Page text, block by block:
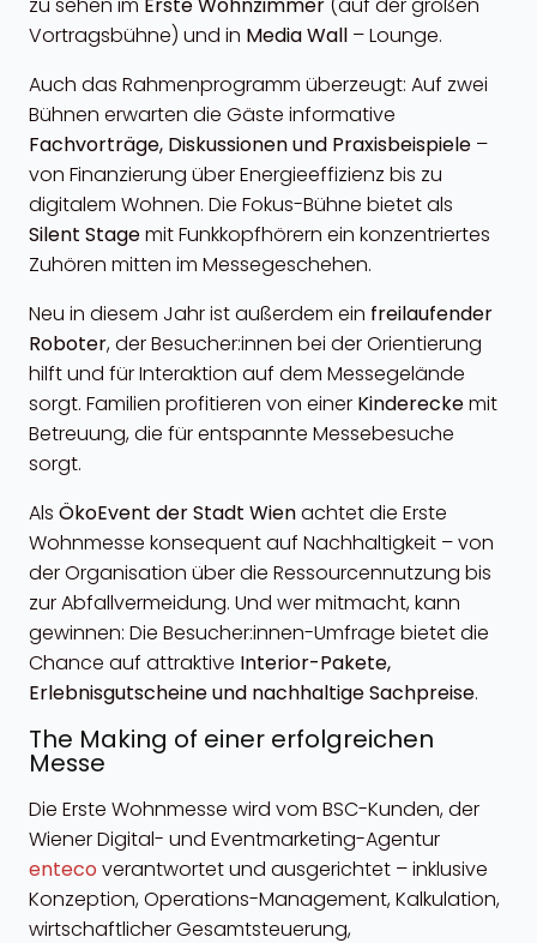
Vortragsbühne) und in Media Wall – Lounge.
Auch das Rahmenprogramm überzeugt: Auf zwei
Bühnen erwarten die Gäste informative
Fachvorträge, Diskussionen und Praxisbeispiele –
von Finanzierung über Energieeffizienz bis zu
digitalem Wohnen. Die Fokus-Bühne bietet als
Silent Stagemit Funkkopfhörern ein konzentriertes
Zuhören mitten im Messegeschehen.
Neu in diesem Jahr ist außerdem ein freilaufender
Roboter, der Besucher:innen bei der Orientierung
hilft und für Interaktion auf dem Messegelände
sorgt. Familien profitieren von einer Kindereckemit
Betreuung, die für entspannte Messebesuche
sorgt.
Als ÖkoEvent der Stadt Wienachtet die Erste
Wohnmesse konsequent auf Nachhaltigkeit – von
der Organisation über die Ressourcennutzung bis
zur Abfallvermeidung. Und wer mitmacht, kann
gewinnen: Die Besucher:innen-Umfrage bietet die
Chance auf attraktive Interior-Pakete,
Erlebnisgutscheine und nachhaltige Sachpreise.
The Making of einer erfolgreichen
Messe
Die Erste Wohnmesse wird vom BSC-Kunden, der
Wiener Digital- und Eventmarketing-Agentur
enteco verantwortet und ausgerichtet – inklusive
Konzeption, Operations-Management, Kalkulation,
wirtschaftlicher Gesamtsteuerung,